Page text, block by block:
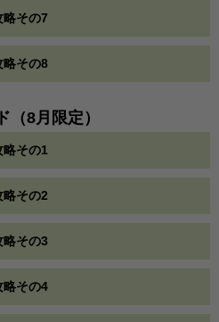
略その7
略その8
（8月限定）
略その1
略その2
略その3
略その4